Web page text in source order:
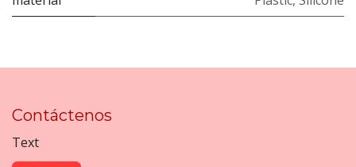
Contáctenos
Text